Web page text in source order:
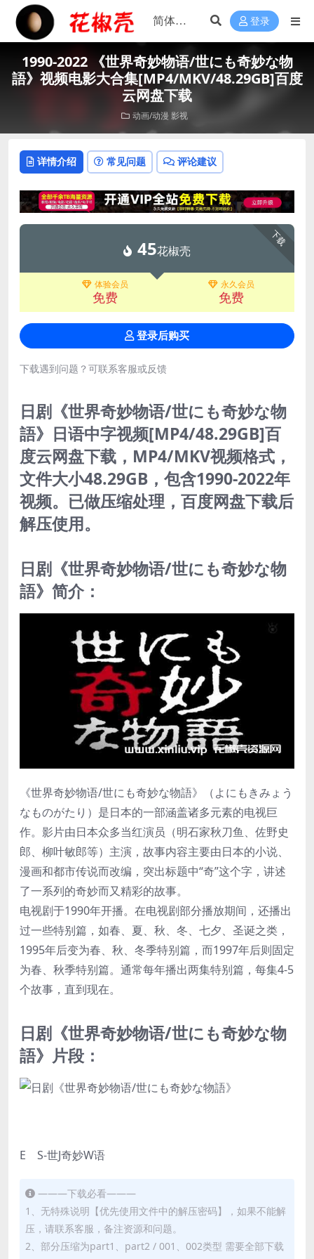
登录
1990-2022 《世界奇妙物语/世にも奇妙な物
語》视频电影大合集[MP4/MKV/48.29GB]百度
云网盘下载
动画/动漫 影视
详情介绍 常见问题 评论建议
下载
45花椒壳
体验会员
免费
永久会员
免费
登录后购买
下载遇到问题？可联系客服或反馈
日剧《世界奇妙物语/世にも奇妙な物
語》日语中字视频[MP4/48.29GB]百
度云网盘下载，MP4/MKV视频格式，
文件大小48.29GB，包含1990-2022年
视频。已做压缩处理，百度网盘下载后
解压使用。
日剧《世界奇妙物语/世にも奇妙な物
語》简介：
《世界奇妙物语/世にも奇妙な物語》（よにもきみょう
なものがたり）是日本的一部涵盖诸多元素的电视巨
作。影片由日本众多当红演员（明石家秋刀鱼、佐野史
郎、柳叶敏郎等）主演，故事内容主要由日本的小说、
漫画和都市传说而改编，突出标题中“奇”这个字，讲述
了一系列的奇妙而又精彩的故事。
电视剧于1990年开播。在电视剧部分播放期间，还播出
过一些特别篇，如春、夏、秋、冬、七夕、圣诞之类，
1995年后变为春、秋、冬季特别篇，而1997年后则固定
为春、秋季特别篇。通常每年播出两集特别篇，每集4-5
个故事，直到现在。
日剧《世界奇妙物语/世にも奇妙な物
語》片段：
E S-世J奇妙W语
———下载必看———
1、无特殊说明【优先使用文件中的解压密码】，如果不能解
压，请联系客服，备注资源和问题。
2、部分压缩为part1、part2 / 001、002类型 需要全部下载